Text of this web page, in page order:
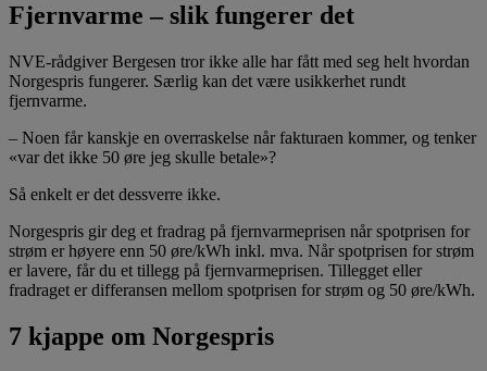
Fjernvarme – slik fungerer det
NVE-rådgiver Bergesen tror ikke alle har fått med seg helt hvordan
Norgespris fungerer. Særlig kan det være usikkerhet rundt
fjernvarme.
– Noen får kanskje en overraskelse når fakturaen kommer, og tenker
«var det ikke 50 øre jeg skulle betale»?
Så enkelt er det dessverre ikke.
Norgespris gir deg et fradrag på fjernvarmeprisen når spotprisen for
strøm er høyere enn 50 øre/kWh inkl. mva. Når spotprisen for strøm
er lavere, får du et tillegg på fjernvarmeprisen. Tillegget eller
fradraget er differansen mellom spotprisen for strøm og 50 øre/kWh.
7 kjappe om Norgespris